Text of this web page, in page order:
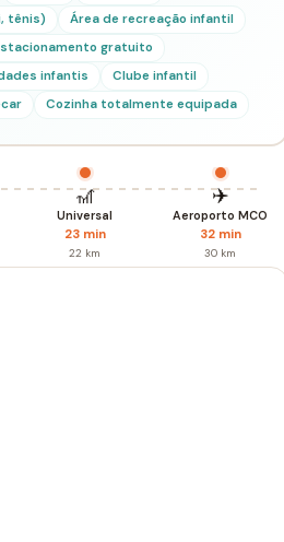
tênis)
Área de recreação infantil
gratuito
infantis
Clube infantil
Cozinha totalmente equipada
🎢
Universal
23 min
22 km
✈️
Aeroporto MCO
32 min
30 km